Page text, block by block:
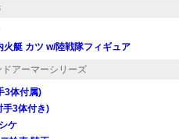
艇 カツ w/陸戦隊フィギュア
ドアーマーシリーズ
3体付属)
手3体付き)
ケ